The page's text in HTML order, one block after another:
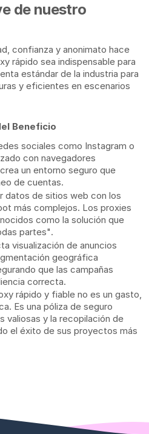
de nuestro
confianza y anonimato hace
rápido sea indispensable para
estándar de la industria para
y eficientes en escenarios
Beneficio
sociales como Instagram o
con navegadores
un entorno seguro que
de cuentas.
datos de sitios web con los
más complejos. Los proxies
como la solución que
partes".
visualización de anuncios
geográfica
que las campañas
correcta.
rápido y fiable no es un gasto,
Es una póliza de seguro
valiosas y la recopilación de
el éxito de sus proyectos más